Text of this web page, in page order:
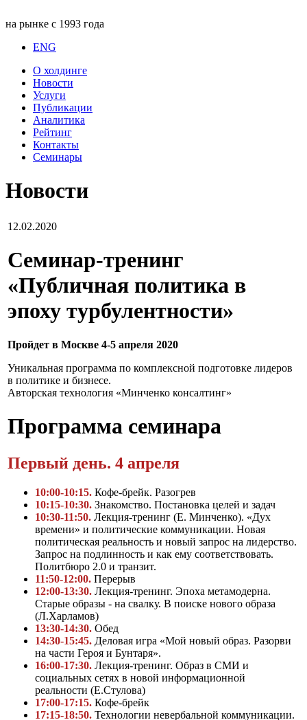
на рынке с 1993 года
ENG
О холдинге
Новости
Услуги
Публикации
Аналитика
Рейтинг
Контакты
Семинары
Новости
12.02.2020
Семинар-тренинг
«Публичная политика в
эпоху турбулентности»
Пройдет в Москве 4-5 апреля 2020
Уникальная программа по комплексной подготовке лидеров
в политике и бизнесе.
Авторская технология «Минченко консалтинг»
Программа семинара
Первый день. 4 апреля
10:00-10:15. Кофе-брейк. Разогрев
10:15-10:30. Знакомство. Постановка целей и задач
10:30-11:50. Лекция-тренинг (Е. Минченко). «Дух
времени» и политические коммуникации. Новая
политическая реальность и новый запрос на лидерство.
Запрос на подлинность и как ему соответствовать.
Политбюро 2.0 и транзит.
11:50-12:00. Перерыв
12:00-13:30. Лекция-тренинг. Эпоха метамодерна.
Старые образы - на свалку. В поиске нового образа
(Л.Харламов)
13:30-14:30. Обед
14:30-15:45. Деловая игра «Мой новый образ. Разорви
на части Героя и Бунтаря».
16:00-17:30. Лекция-тренинг. Образ в СМИ и
социальных сетях в новой информационной
реальности (Е.Стулова)
17:00-17:15. Кофе-брейк
17:15-18:50. Технологии невербальной коммуникации.